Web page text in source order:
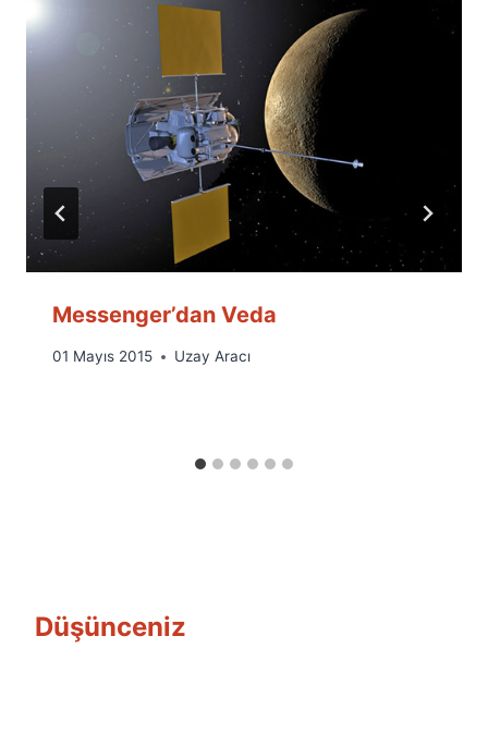
Messenger’dan Veda
By
01 Mayıs 2015 Uzay Aracı
Düşünceniz